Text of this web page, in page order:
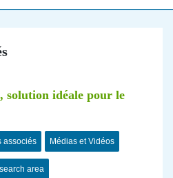
solution idéale pour le
associés Médias et Vidéos
area